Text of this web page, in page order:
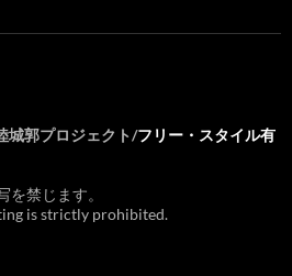
城郭プロジェクト/フリー・スタイル有
を禁じます。
is strictly prohibited.